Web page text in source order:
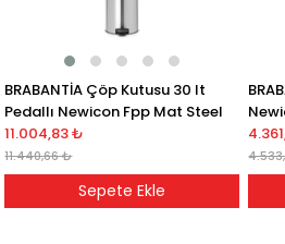
BRABANTİA Çöp Kutusu 30 lt
Pedallı Newicon Fpp Mat Steel
11.004,83 ₺
11.440,66 ₺
Sepete Ekle